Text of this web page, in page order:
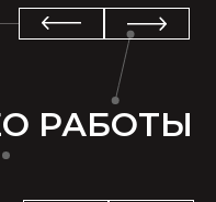
РАБОТЫ